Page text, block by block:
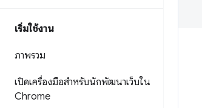
เริ่มใช้งาน
ภาพรวม
เปิดเครื่องมือสำหรับนักพัฒนาเว็บใน
Chrome